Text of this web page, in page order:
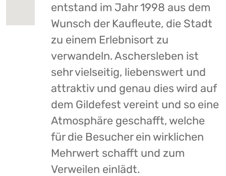
entstand im Jahr 1998 aus dem
Wunsch der Kaufleute, die Stadt
zu einem Erlebnisort zu
verwandeln. Aschersleben ist
sehr vielseitig, liebenswert und
attraktiv und genau dies wird auf
dem Gildefest vereint und so eine
Atmosphäre geschafft, welche
für die Besucher ein wirklichen
Mehrwert schafft und zum
Verweilen einlädt.